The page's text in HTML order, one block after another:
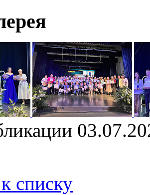
списку